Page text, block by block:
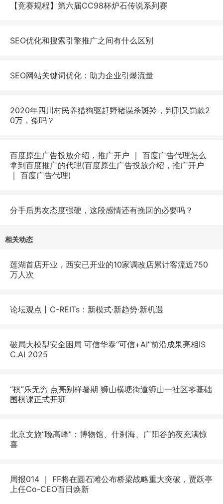
【竞赛规程】第六届CC98杯炉石传说系列赛
SEO优化和搜索引擎推广之间有什么区别
SEO网站关键词优化：助力企业引爆流量
2020年四川村民养猎狗驱赶野猪误杀斑羚，判刑又罚款2
0万，冤吗？
百度原生广告投放介绍，推广开户 ｜ 百度广告代理怎么
拿到百度推广的代理(百度原生广告投放介绍，推广开户
｜ 百度广告代理)
分手后男友态度强硬，这段感情还有挽回的必要吗？
相关动态
莲湖首店开业，西安已开业的10家调改店累计客流近750
万人次
论坛观点丨C-REITs：新模式·新趋势·新机遇
破局大模型安全困局 可信华泰“可信+AI”前沿成果亮相IS
C.AI 2025
“棋”乐无穷 点亮别样暑期 狮山横塘街道狮山一社区零基础
围棋课正式开班
北京文旅“晚高峰”：博物馆、什刹海、广阳谷的夜充满惊
喜
周报014 ｜ FF将在圆石滩公布桥梁战略重大突破，贾跃亭
上任Co-CEO百日焕新